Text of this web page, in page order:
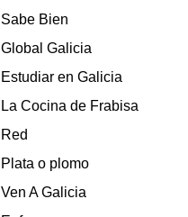
Sabe Bien
Global Galicia
Estudiar en Galicia
La Cocina de Frabisa
Red
Plata o plomo
Ven A Galicia